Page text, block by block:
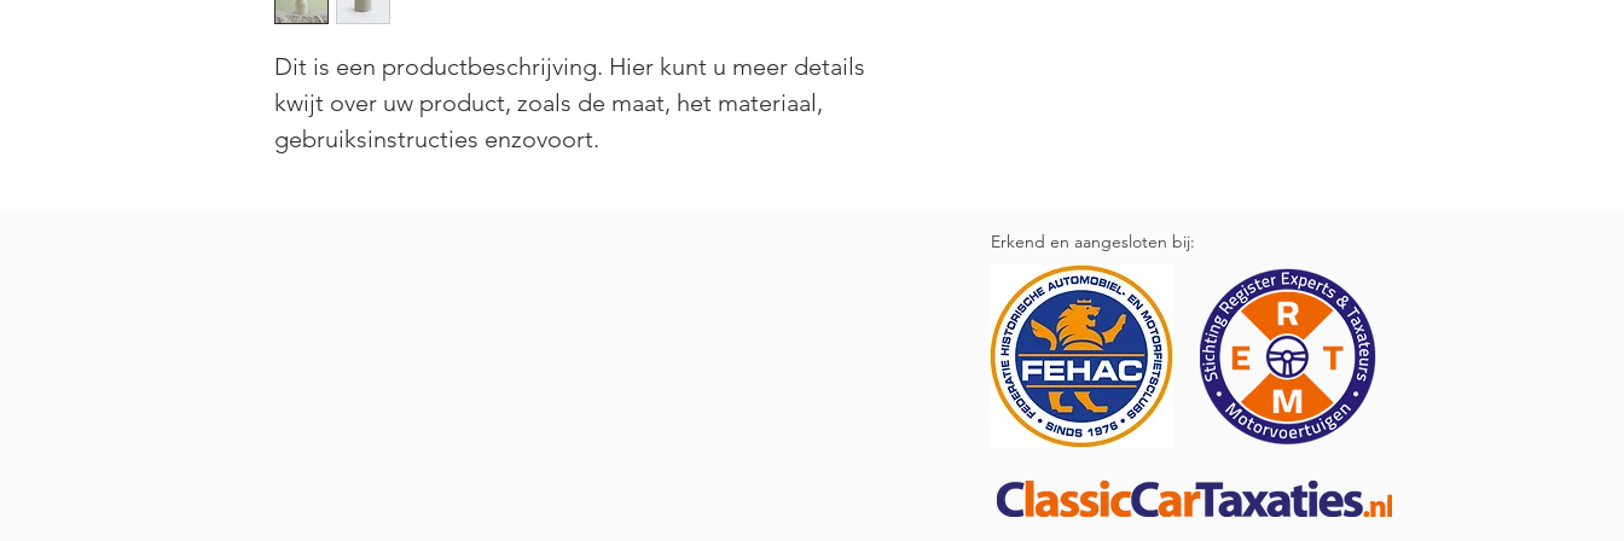
Dit is een productbeschrijving. Hier kunt u meer details
kwijt over uw product, zoals de maat, het materiaal,
gebruiksinstructies enzovoort.
Erkend en aangesloten bij: